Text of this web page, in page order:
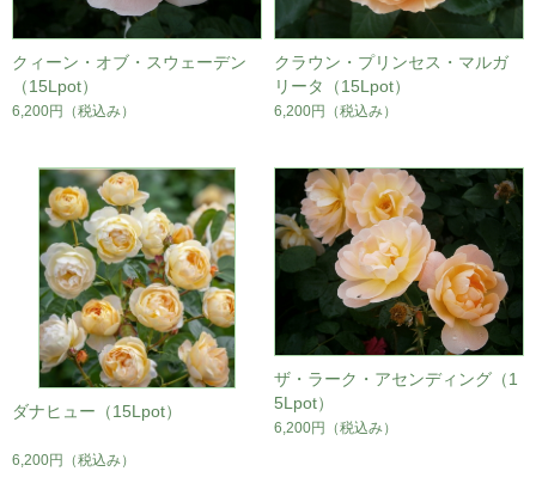
クィーン・オブ・スウェーデン
（15Lpot）
6,200円 （税込み）
クラウン・プリンセス・マルガ
リータ（15Lpot）
6,200円 （税込み）
ダナヒュー（15Lpot）
6,200円 （税込み）
ザ・ラーク・アセンディング（1
5Lpot）
6,200円 （税込み）